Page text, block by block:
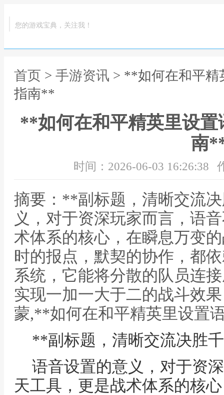
您的游戏宝典，关注我！
首页 > 手游资讯 > **如何在和平精
指南**
**如何在和平精英里设
南
时间：2026-06-03 16:26:38
摘要：**副标题，清晰交流
义，对于资深玩家而言，语
术体系的核心，在瞬息万变
时的报点，默契的协作，都
系统，它能将分散的队员连
实现一加一大于二的战斗效
蒙,**如何在和平精英里设置
**副标题，清晰交流决胜
语音设置的意义，对于资
天工具，更是战术体系的核